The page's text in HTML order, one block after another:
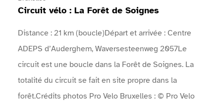
adaptésL’établissement dispose de 7 chambres pour
les PMR.Les chambres sont conçues pour offrir plus
d’espace pour la circulation en fauteuil, avec douche,
lavabo et WC accessibles et équipés de sièges
rabattables et de barres d'appui de chaque
côté.Accès à l’hôtelL’entrée principale est accessible
Circuit vélo : La Forêt de Soignes
Distance : 21 km (boucle)Départ et arrivée : Centre
ADEPS d’Auderghem, Waversesteenweg 2057Le
circuit est une boucle dans la Forêt de Soignes. La
totalité du circuit se fait en site propre dans la
forêt.Crédits photos Pro Velo Bruxelles : © Pro Velo